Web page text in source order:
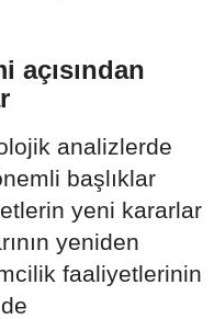
açısından
analizlerde
başlıklar
yeni kararlar
yeniden
faaliyetlerinin